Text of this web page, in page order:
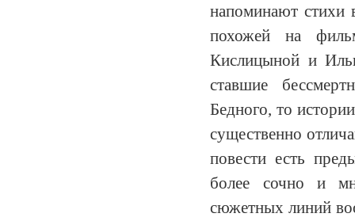
напоминают стихи
похожей на
Кислицыной и
ставшие
Бедного, то
существенно
повести есть
более сочно и
сюжетных линий